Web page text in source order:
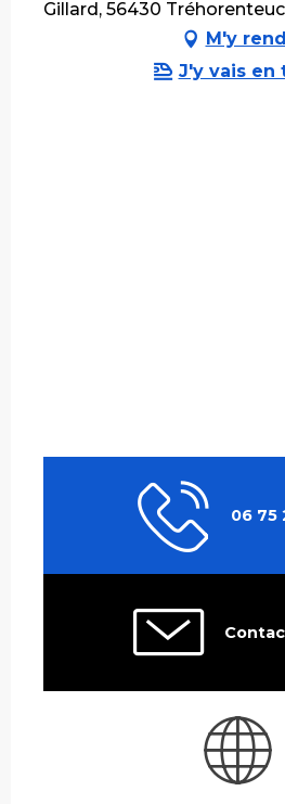
Gillard, 56430 Tréhorenteuc
M'y
J'y vais en
06 75